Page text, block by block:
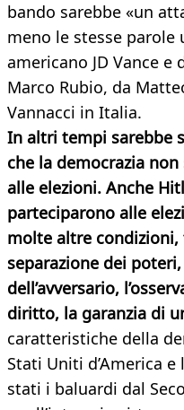
bando sarebbe «un
meno le stesse parole
americano JD Vance
Marco Rubio, da
Vannacci in Italia.
In altri tempi sarebbe
che la democrazia
alle elezioni. Anche
parteciparono alle
molte altre
separazione dei
dell’avversario,
diritto, la garanzia di
caratteristiche della
Stati Uniti d’America e
stati i baluardi dal